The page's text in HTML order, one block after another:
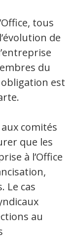
tous
de
du
est
comités
que les
à l’Office
Le cas
au